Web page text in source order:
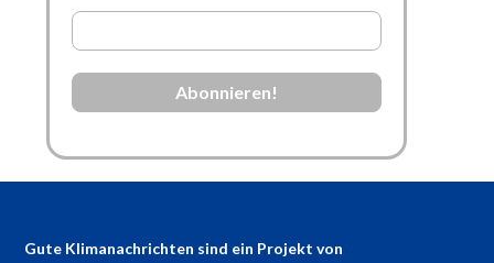
Gute Klimanachrichten sind ein Projekt von